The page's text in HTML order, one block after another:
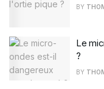
BY
Le
?
BY